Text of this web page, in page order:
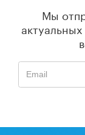
Мы